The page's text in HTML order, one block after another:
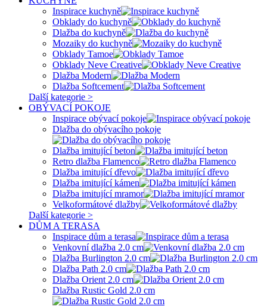
Inspirace kuchyně
Obklady do kuchyně
Dlažba do kuchyně
Mozaiky do kuchyně
Obklady Tamoe
Obklady Neve Creative
Dlažba Modern
Dlažba Softcement
Další kategorie >
OBÝVACÍ POKOJE
Inspirace obývací pokoje
Dlažba do obývacího pokoje
Dlažba imitující beton
Retro dlažba Flamenco
Dlažba imitující dřevo
Dlažba imitující kámen
Dlažba imitující mramor
Velkoformátové dlažby
Další kategorie >
DŮM A TERASA
Inspirace dům a terasa
Venkovní dlažba 2.0 cm
Dlažba Burlington 2.0 cm
Dlažba Path 2.0 cm
Dlažba Orient 2.0 cm
Dlažba Rustic Gold 2.0 cm